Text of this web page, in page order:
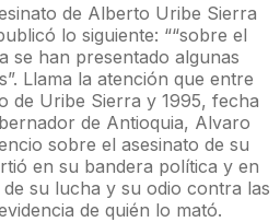
de Alberto Uribe Sierra
lo siguiente: ““sobre el
se han presentado algunas
Llama la atención que entre
de Uribe Sierra y 1995, fecha
de Antioquia, Alvaro
sobre el asesinato de su
en su bandera política y en
su lucha y su odio contra las
de quién lo mató.